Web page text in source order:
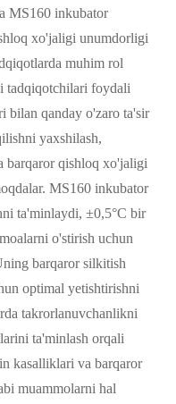
MS160 inkubator
xo'jaligi unumdorligi
muhim rol
tadqiqotchilari foydali
bilan qanday o'zaro ta'sir
yaxshilash,
barqaror qishloq xo'jaligi
MS160 inkubator
ta'minlaydi, ±0,5°C bir
o'stirish uchun
barqaror silkitish
optimal yetishtirishni
takrorlanuvchanlikni
ta'minlash orqali
kasalliklari va barqaror
muammolarni hal